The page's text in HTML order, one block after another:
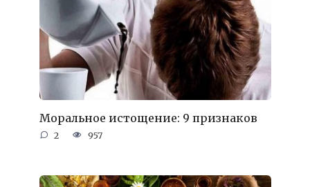
Моральное истощение: 9 признаков
2 957